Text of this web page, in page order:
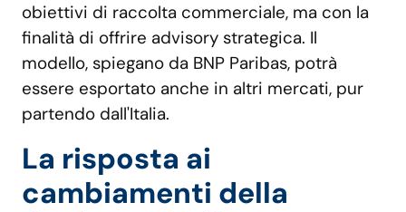
obiettivi di raccolta commerciale, ma con la
finalità di offrire advisory strategica. Il
modello, spiegano da BNP Paribas, potrà
essere esportato anche in altri mercati, pur
partendo dall'Italia.
La risposta ai
cambiamenti della